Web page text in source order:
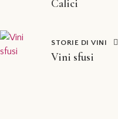
Calici
STORIE DI VINI
Vini sfusi